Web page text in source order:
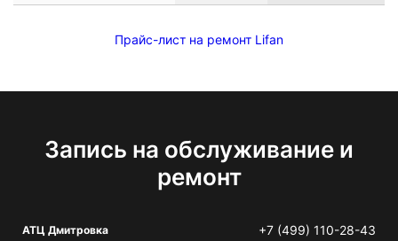
Прайс-лист на ремонт Lifan
Запись на обслуживание и
ремонт
АТЦ Дмитровка +7 (499) 110-28-43